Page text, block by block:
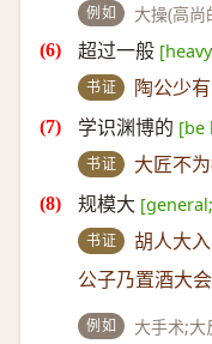
例如 大操(高
超过一般
书证 陶公少
学识渊博的 [be
书证 大匠不
规模大
书证 胡人大
公子乃置酒大
例如 大手术;大